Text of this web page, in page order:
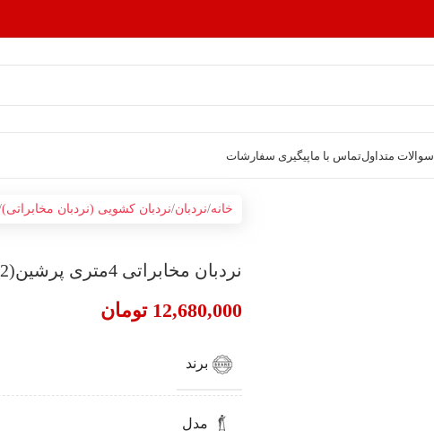
سوالات متداولتماس با ماپیگیری سفارشات
خانه نردبان نردبان کشویی (نردبان مخابراتی)
نردبان مخابراتی 4متری پرشین(2تکه)
12,680,000 تومان
برند
مدل